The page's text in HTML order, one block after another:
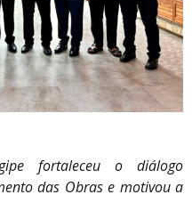
fortaleceu o diálogo
das Obras e motivou a